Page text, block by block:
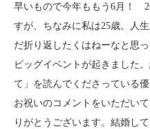
早いもので今年ももう6月！
すが、ちなみに私は25歳。人
だ折り返したくはねーなと思
ビッグイベントが起きました
て」を読んでくださっている
お祝いのコメントをいただい
りがとうございます。結婚し